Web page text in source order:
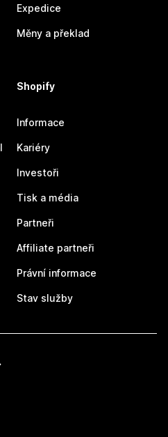
Expedice
Měny a překlad
Shopify
Informace
Kariéry
Investoři
Tisk a média
Partneři
Affiliate partneři
Právní informace
Stav služby